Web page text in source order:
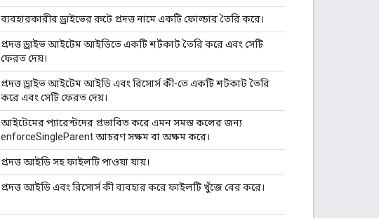
ব্যবহারকারীর ড্রাইভের রুটে প্রদত্ত নামে একটি ফোল্ডার তৈরি করে।
প্রদত্ত ড্রাইভ আইটেম আইডিতে একটি শর্টকাট তৈরি করে এবং সেটি
ফেরত দেয়।
প্রদত্ত ড্রাইভ আইটেম আইডি এবং রিসোর্স কী-তে একটি শর্টকাট তৈরি
করে এবং সেটি ফেরত দেয়।
আইটেমের প্যারেন্টদের প্রভাবিত করে এমন সমস্ত কলের জন্য
enforceSingleParent আচরণ সক্ষম বা অক্ষম করে।
প্রদত্ত আইডি সহ ফাইলটি পাওয়া যায়।
প্রদত্ত আইডি এবং রিসোর্স কী ব্যবহার করে ফাইলটি খুঁজে বের করে।